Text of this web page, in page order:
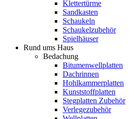
Klettertürme
Sandkasten
Schaukeln
Schaukelzubehör
Spielhäuser
Rund ums Haus
Bedachung
Bitumenwellplatten
Dachrinnen
Hohlkammerplatten
Kunststoffplatten
Stegplatten Zubehör
Verlegezubehör